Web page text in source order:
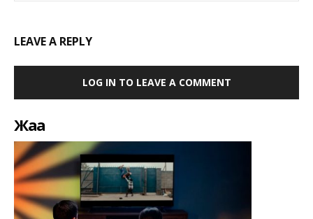
LEAVE A REPLY
LOG IN TO LEAVE A COMMENT
Жаңа